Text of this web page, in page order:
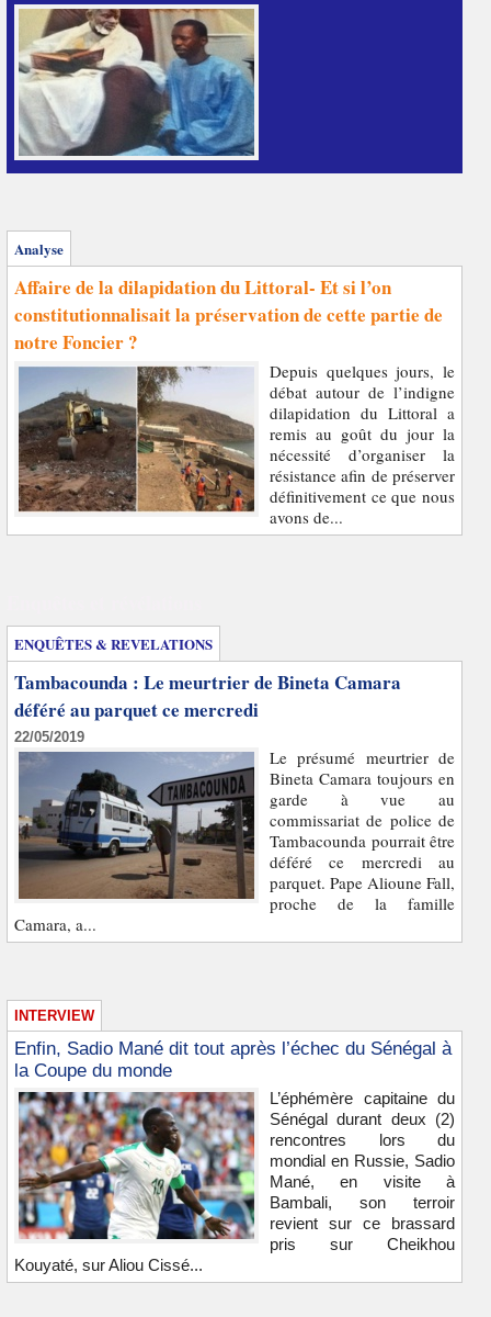
Analyse
Affaire de la dilapidation du Littoral- Et si l’on
constitutionnalisait la préservation de cette partie de
notre Foncier ?
Depuis quelques jours, le
débat autour de l’indigne
dilapidation du Littoral a
remis au goût du jour la
nécessité d’organiser la
résistance afin de préserver
définitivement ce que nous
avons de...
ENQUÊTES & REVELATIONS
Tambacounda : Le meurtrier de Bineta Camara
déféré au parquet ce mercredi
22/05/2019
Le présumé meurtrier de
Bineta Camara toujours en
garde à vue au
commissariat de police de
Tambacounda pourrait être
déféré ce mercredi au
parquet. Pape Alioune Fall,
proche de la famille
Camara, a...
INTERVIEW
Enfin, Sadio Mané dit tout après l’échec du Sénégal à
la Coupe du monde
L’éphémère capitaine du
Sénégal durant deux (2)
rencontres lors du
mondial en Russie, Sadio
Mané, en visite à
Bambali, son terroir
revient sur ce brassard
pris sur Cheikhou
Kouyaté, sur Aliou Cissé...